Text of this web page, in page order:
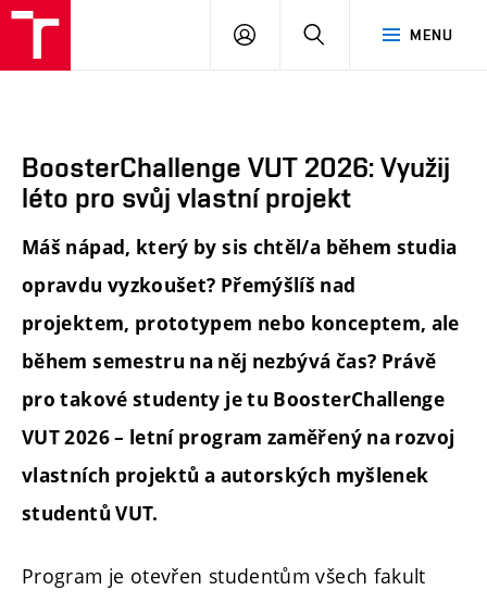
MENU
PŘIHLÁSIT
BoosterChallenge VUT 2026: Využij
léto pro svůj vlastní projekt
Máš nápad, který by sis chtěl/a během studia
opravdu vyzkoušet? Přemýšlíš nad
projektem, prototypem nebo konceptem, ale
během semestru na něj nezbývá čas? Právě
pro takové studenty je tu BoosterChallenge
VUT 2026 – letní program zaměřený na rozvoj
vlastních projektů a autorských myšlenek
studentů VUT.
Program je otevřen studentům všech fakult